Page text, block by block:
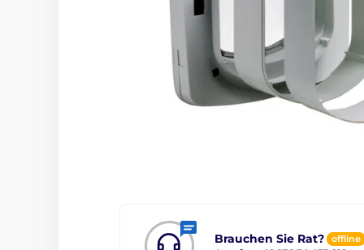
Brauchen Sie Rat? offline